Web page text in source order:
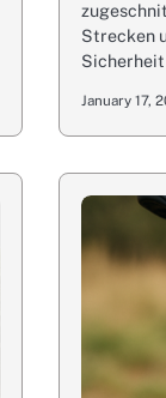
Strecken
January 17,